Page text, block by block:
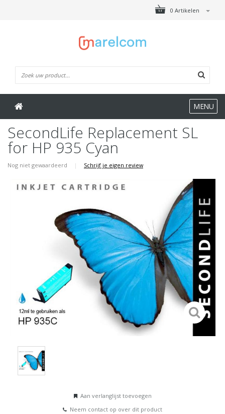
0 Artikelen
MENU
SecondLife Replacement SL
for HP 935 Cyan
Nog niet gewaardeerd | Schrijf je eigen review
Aan verlanglijst toevoegen
Neem contact op over dit product